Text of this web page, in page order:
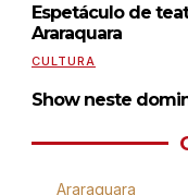
Espetáculo de
Araraquara
CULTURA
Show neste
Araraquara